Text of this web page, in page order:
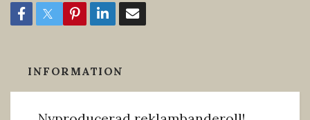
INFORMATION